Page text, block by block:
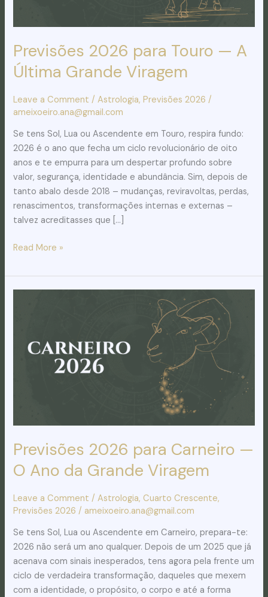
Previsões 2026 para Touro — A
Última Grande Viragem
Leave a Comment /Astrologia,Previsões 2026 /
ameixoeiro.ana@gmail.com
Se tens Sol, Lua ou Ascendente em Touro, respira fundo:
2026 é o ano que fecha um ciclo revolucionário de oito
anos e te empurra para um despertar profundo sobre
valor, segurança, identidade e abundância. Sim, depois de
tanto abalo desde 2018 – mudanças, reviravoltas, perdas,
renascimentos, transformações internas e externas –
talvez acreditasses que […]
Read More »
Previsões 2026 para Carneiro —
O Ano da Grande Viragem
Leave a Comment /Astrologia,Cuarto Crescente,
Previsões 2026 / ameixoeiro.ana@gmail.com
Se tens Sol, Lua ou Ascendente em Carneiro, prepara-te:
2026 não será um ano qualquer. Depois de um 2025 que já
acenava com sinais inesperados, tens agora pela frente um
ciclo de verdadeira transformação, daqueles que mexem
com a identidade, o propósito, o corpo e até a forma
Carneiro
Viragem